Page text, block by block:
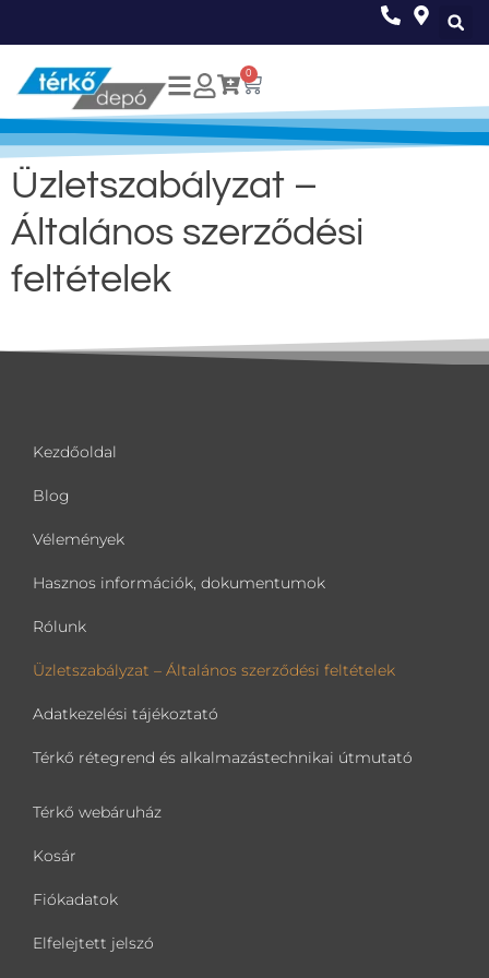
0
Üzletszabályzat –
Általános szerződési
feltételek
Kezdőoldal
Blog
Vélemények
Hasznos információk, dokumentumok
Rólunk
Üzletszabályzat – Általános szerződési feltételek
Adatkezelési tájékoztató
Térkő rétegrend és alkalmazástechnikai útmutató
Térkő webáruház
Kosár
Fiókadatok
Elfelejtett jelszó